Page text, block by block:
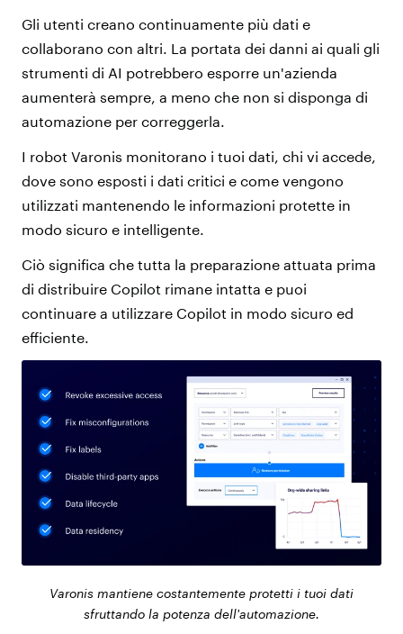
Gli utenti creano continuamente più dati e
collaborano con altri. La portata dei danni ai quali gli
strumenti di AI potrebbero esporre un'azienda
aumenterà sempre, a meno che non si disponga di
automazione per correggerla.
I robot Varonis monitorano i tuoi dati, chi vi accede,
dove sono esposti i dati critici e come vengono
utilizzati mantenendo le informazioni protette in
modo sicuro e intelligente.
Ciò significa che tutta la preparazione attuata prima
di distribuire Copilot rimane intatta e puoi
continuare a utilizzare Copilot in modo sicuro ed
efficiente.
Varonis mantiene costantemente protetti i tuoi dati
sfruttando la potenza dell'automazione.